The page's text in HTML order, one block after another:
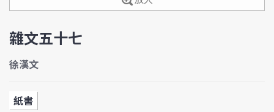
雜文五十七
徐漢文
紙書